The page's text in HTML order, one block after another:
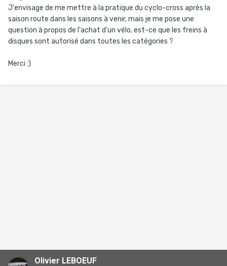
J'envisage de me mettre à la pratique du cyclo-cross après la
saison route dans les saisons à venir, mais je me pose une
question à propos de l'achat d'un vélo, est-ce que les freins à
disques sont autorisé dans toutes les catégories ?
Merci :)
Olivier LEBOEUF